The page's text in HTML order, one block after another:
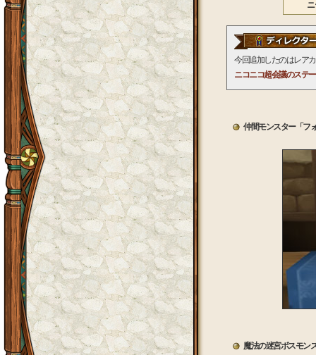
今回追加したのはレア
ニコニコ超会議のステ
仲間モンスター「フ
魔法の迷宮ボスモン